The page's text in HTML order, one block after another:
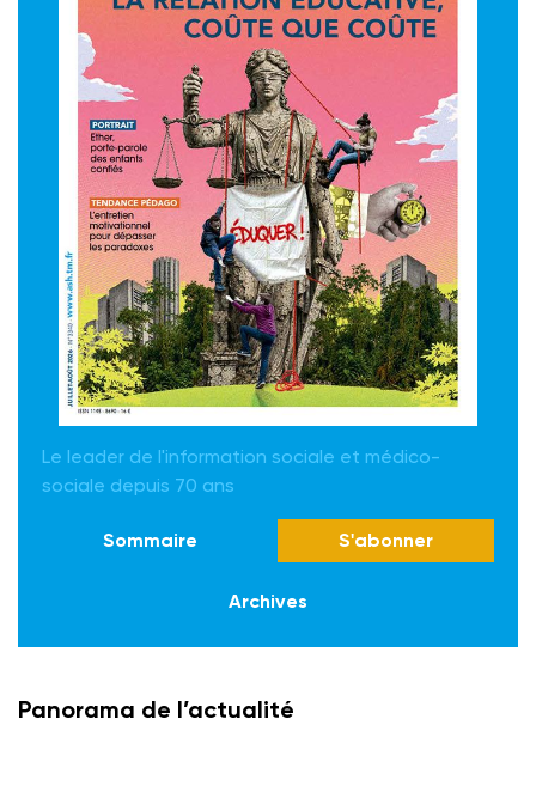
Le leader de l'information sociale et médico-
sociale depuis 70 ans
Sommaire S'abonner
Archives
Panorama de l’actualité